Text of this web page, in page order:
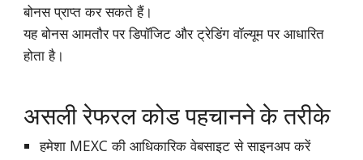
बोनस प्राप्त कर सकते हैं।
यह बोनस आमतौर पर डिपॉजिट और ट्रेडिंग वॉल्यूम पर आधारित
होता है।
असली रेफरल कोड पहचानने के तरीके
हमेशा MEXC की आधिकारिक वेबसाइट से साइनअप करें